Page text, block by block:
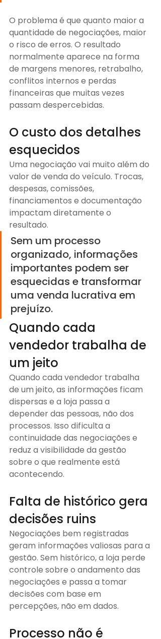
O problema é que quanto maior a
quantidade de negociações, maior
o risco de erros. O resultado
normalmente aparece na forma
de margens menores, retrabalho,
conflitos internos e perdas
financeiras que muitas vezes
passam despercebidas.
O custo dos detalhes
esquecidos
Uma negociação vai muito além do
valor de venda do veículo. Trocas,
despesas, comissões,
financiamentos e documentação
impactam diretamente o
resultado.
Sem um processo
organizado, informações
importantes podem ser
esquecidas e transformar
uma venda lucrativa em
prejuízo.
Quando cada
vendedor trabalha de
um jeito
Quando cada vendedor trabalha
de um jeito, as informações ficam
dispersas e a loja passa a
depender das pessoas, não dos
processos. Isso dificulta a
continuidade das negociações e
reduz a visibilidade da gestão
sobre o que realmente está
acontecendo.
Falta de histórico gera
decisões ruins
Negociações bem registradas
geram informações valiosas para a
gestão. Sem histórico, a loja perde
controle sobre o andamento das
negociações e passa a tomar
decisões com base em
percepções, não em dados.
Processo não é